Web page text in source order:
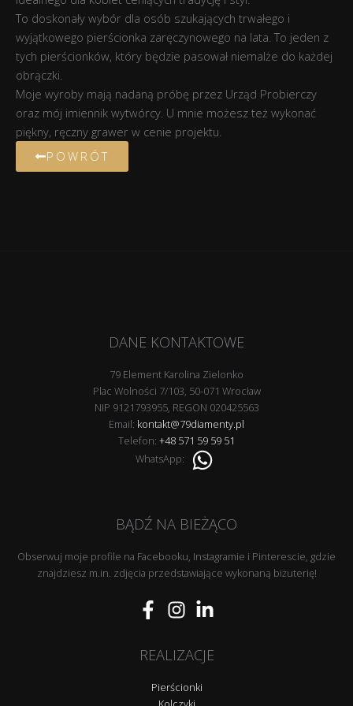
To doskonały wybór dla osób szukających trwałego i
wyjątkowego pierścionka zaręczynowego na lata. To jeden z
tych pierścionków, który będzie pasował niemalże do każdej
obrączki.
Moje wyroby mają nadaną próbę przez Urząd Probierczy
oraz mój imiennik wytwórcy. U mnie możesz też wykonać
piękny, ręczny grawer w cenie projektu.
POWRÓT
DANE KONTAKTOWE
79 Element Karolina Zielonko
Plac Wolności 7/103, 50-071 Wrocław
NIP 9121793955, REGON 020425563
Email: kontakt@79diamenty.pl
Telefon: +48 571 59 59 51
WhatsApp:
BĄDŹ NA BIEŻĄCO
Obserwuj moje profile na Facebooku, Instagramie i Pinterescie, gdzie
znajdziesz m.in. zdjęcia przedstawiające wykonaną biżuterię!
REALIZACJE
Pierścionki